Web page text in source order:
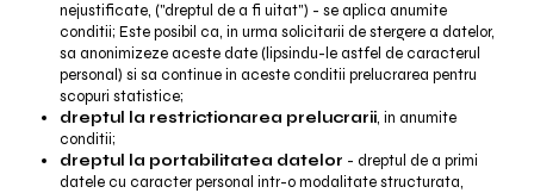
nejustificate, ("dreptul de a fi uitat") - se aplica anumite
conditii; Este posibil ca, in urma solicitarii de stergere a datelor,
sa anonimizeze aceste date (lipsindu-le astfel de caracterul
personal) si sa continue in aceste conditii prelucrarea pentru
scopuri statistice;
dreptul la restrictionarea prelucrarii, in anumite
conditii;
dreptul la portabilitatea datelor - dreptul de a primi
datele cu caracter personal intr-o modalitate structurata,